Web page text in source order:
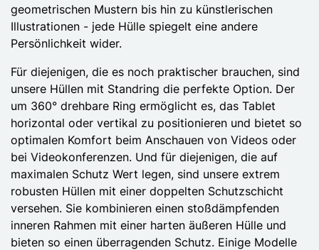
geometrischen Mustern bis hin zu künstlerischen
Illustrationen - jede Hülle spiegelt eine andere
Persönlichkeit wider.
Für diejenigen, die es noch praktischer brauchen, sind
unsere Hüllen mit Standring die perfekte Option. Der
um 360° drehbare Ring ermöglicht es, das Tablet
horizontal oder vertikal zu positionieren und bietet so
optimalen Komfort beim Anschauen von Videos oder
bei Videokonferenzen. Und für diejenigen, die auf
maximalen Schutz Wert legen, sind unsere extrem
robusten Hüllen mit einer doppelten Schutzschicht
versehen. Sie kombinieren einen stoßdämpfenden
inneren Rahmen mit einer harten äußeren Hülle und
bieten so einen überragenden Schutz. Einige Modelle